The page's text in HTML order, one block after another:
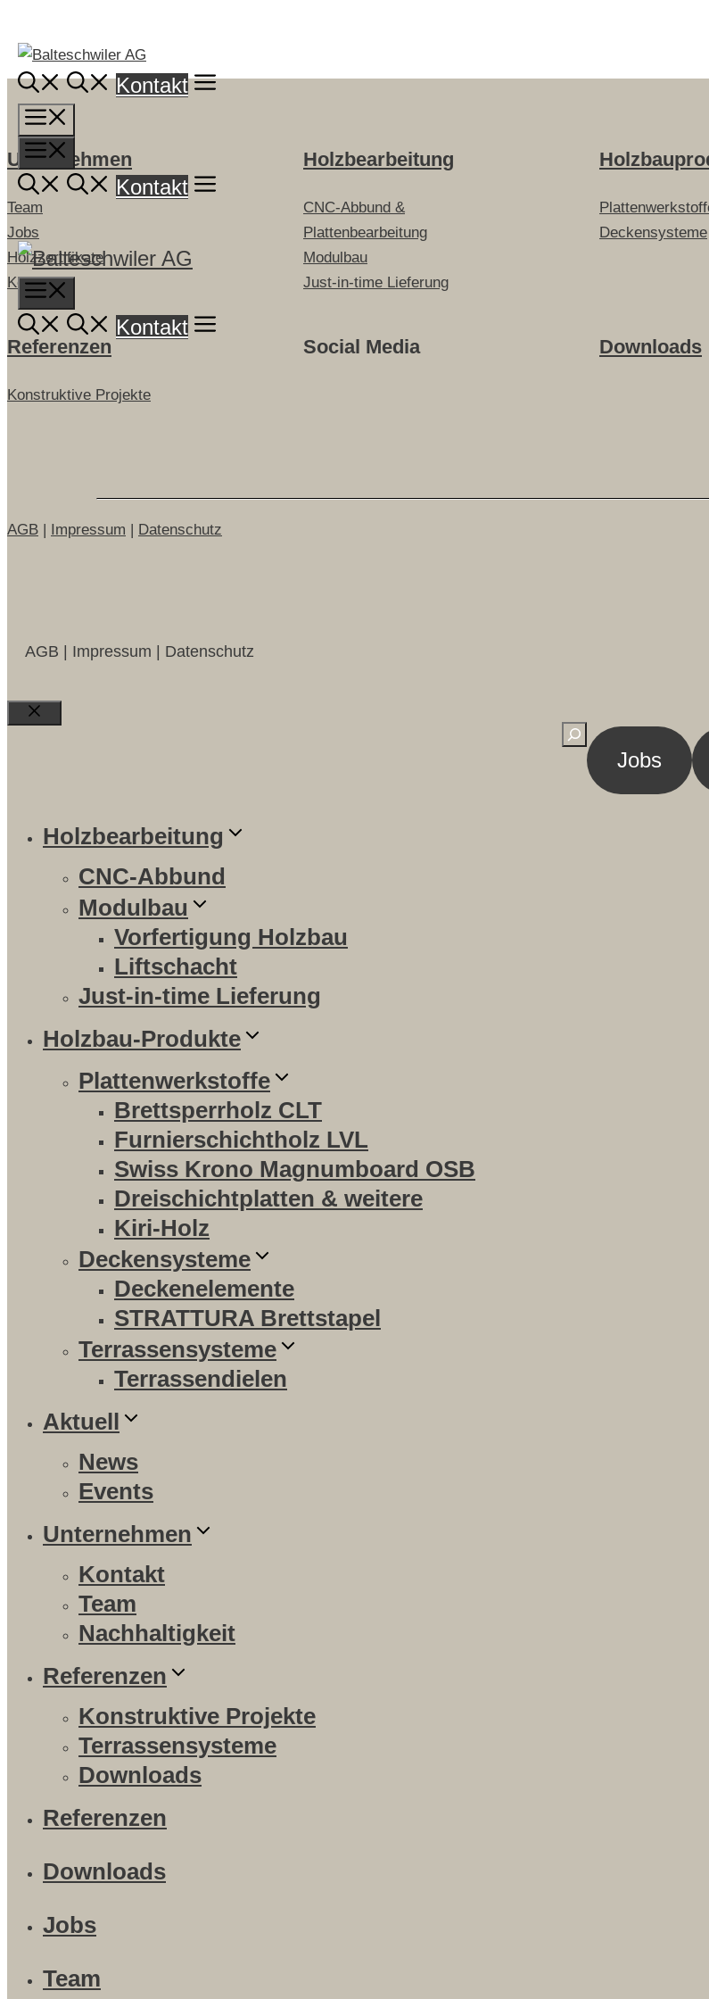
zum
Inhalt
Kontakt
Menü
Kontakt
Kontakt
Unternehmen
Team
Jobs
Holzzertifikate
Kontakt
Holzbearbeitung
CNC-Abbund &
Plattenbearbeitung
Modulbau
Just-in-time Lieferung
Deckensysteme
Referenzen
Konstruktive Projekte
Social Media Downloads
AGB | Impressum | Datenschutz
AGB | Impressum | Datenschutz
Close Suchen
Jobs
Holzbearbeitung
CNC-Abbund
Modulbau
Vorfertigung Holzbau
Liftschacht
Just-in-time Lieferung
Holzbau-Produkte
Plattenwerkstoffe
Brettsperrholz CLT
Furnierschichtholz LVL
Swiss Krono Magnumboard OSB
Dreischichtplatten & weitere
Kiri-Holz
Deckensysteme
Deckenelemente
STRATTURA Brettstapel
Terrassensysteme
Terrassendielen
Aktuell
News
Events
Unternehmen
Kontakt
Team
Nachhaltigkeit
Referenzen
Konstruktive Projekte
Terrassensysteme
Downloads
Referenzen
Downloads
Jobs
Team